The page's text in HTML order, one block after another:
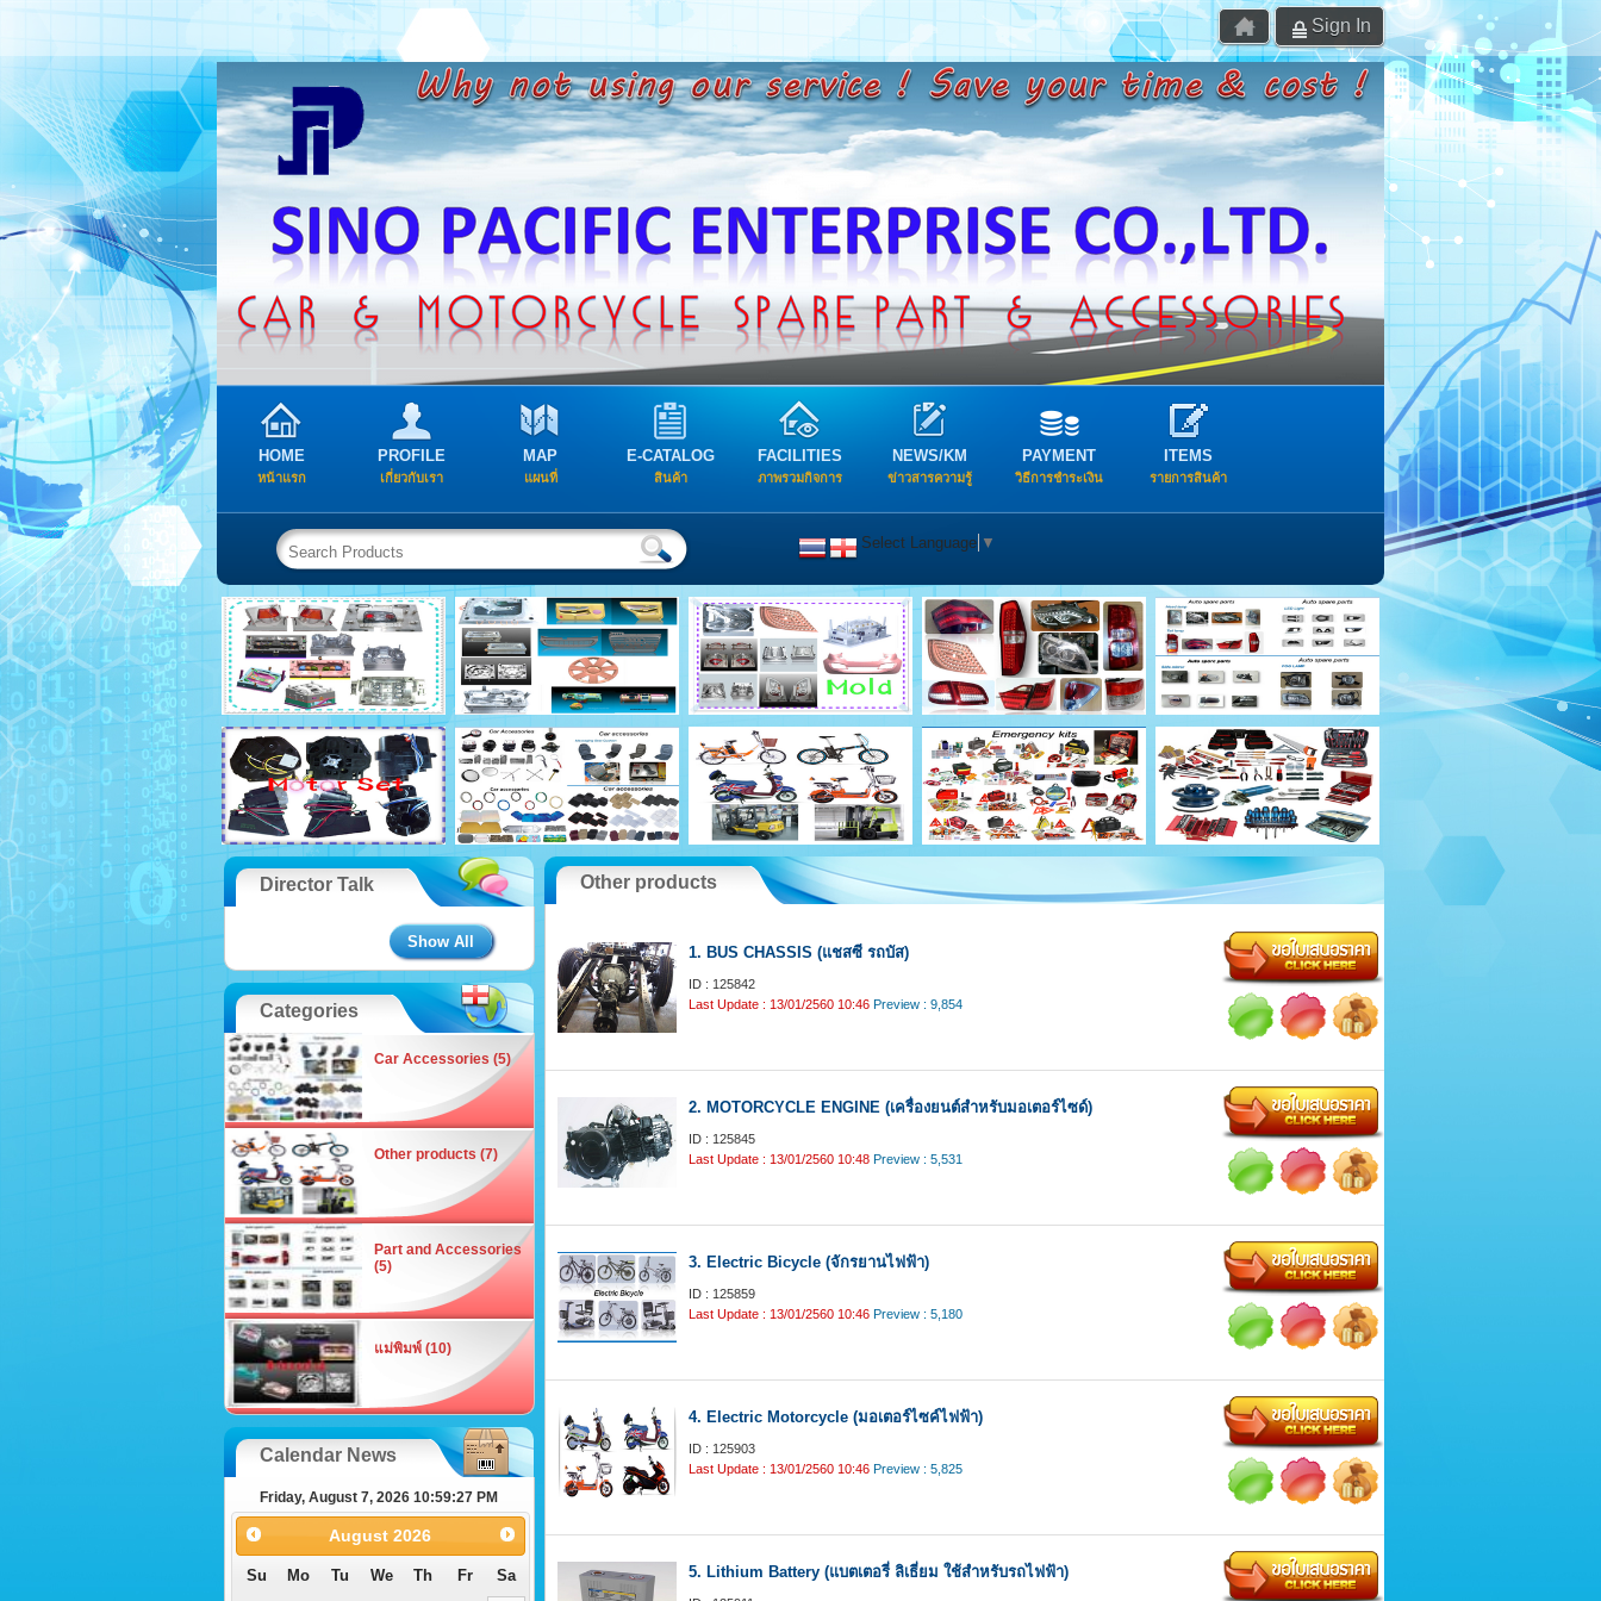
Sign In
HOME
หน้าแรก
PROFILE
เกี่ยวกับเรา
MAP
แผนที่
E-CATALOG
สินค้า
FACILITIES
ภาพรวมกิจการ
NEWS/KM
ข่าวสารความรู้
PAYMENT
วิธีการชำระเงิน
ITEMS
รายการสินค้า
Select Language ▼
Other products
1. BUS CHASSIS (แชสซี รถบัส)
ID : 125842
Last Update : 13/01/2560 10:46 Preview : 9,854
2. MOTORCYCLE ENGINE (เครื่องยนต์สำหรับมอเตอร์ไซด์)
ID : 125845
Last Update : 13/01/2560 10:48 Preview : 5,531
3. Electric Bicycle (จักรยานไฟฟ้า)
ID : 125859
Last Update : 13/01/2560 10:46 Preview : 5,180
4. Electric Motorcycle (มอเตอร์ไซค์ไฟฟ้า)
ID : 125903
Last Update : 13/01/2560 10:46 Preview : 5,825
5. Lithium Battery (แบตเตอรี่ ลิเธี่ยม ใช้สำหรับรถไฟฟ้า)
Director Talk
Show All
Categories
Car Accessories (5)
Other products (7)
Part and Accessories
(5)
แม่พิมพ์ (10)
Calendar News
Friday, August 7, 2026 10:59:28 PM
August 2026
Su Mo Tu We Th Fr
Sa